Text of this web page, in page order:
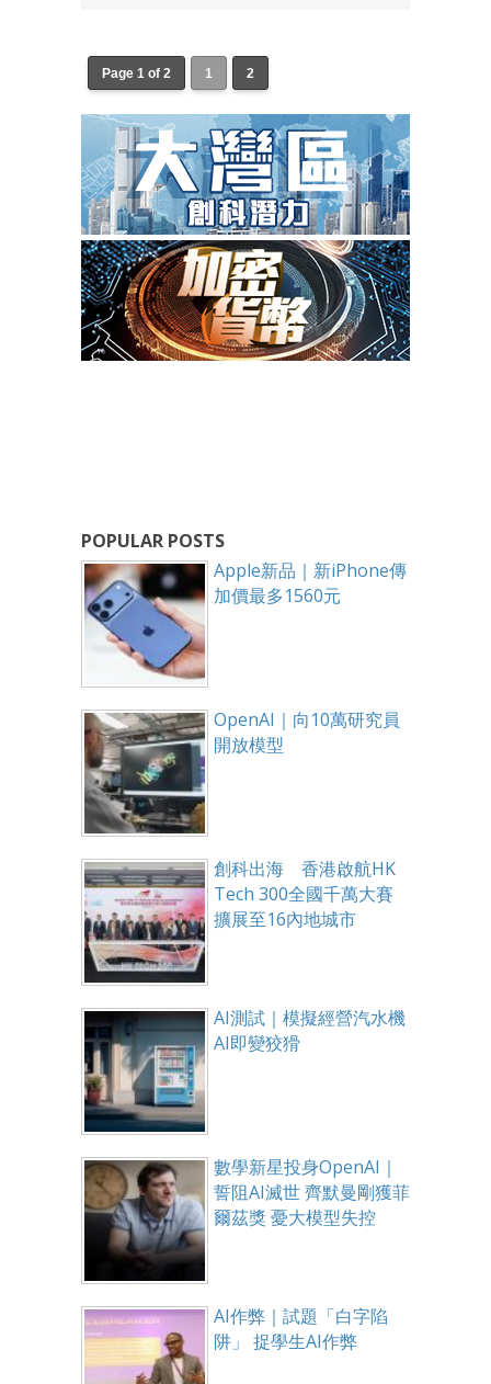
Page 1 of 2 1 2
POPULAR POSTS
Apple新品｜新iPhone傳
加價最多1560元
OpenAI｜向10萬研究員
開放模型
創科出海 香港啟航HK
Tech 300全國千萬大賽
擴展至16內地城市
AI測試｜模擬經營汽水機
AI即變狡猾
數學新星投身OpenAI｜
誓阻AI滅世 齊默曼剛獲菲
爾茲獎 憂大模型失控
AI作弊｜試題「白字陷
阱」 捉學生AI作弊